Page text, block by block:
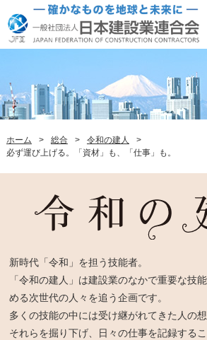
ホーム > 総合 > 令和の建人
>
必ず運び上げる。「資材」も、「仕事」も。
新時代「令和」を担う技能者。
「令和の建人」は建設業のなかで重要な技
める次世代の人々を追う企画です。
多くの技能の中には受け継がれてきた人の
それらを掘り下げ、日々の仕事を記録する